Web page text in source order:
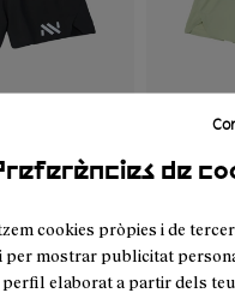
de
cookies pròpies i de
per mostrar publicitat
perfil elaborat a partir dels
002 - -
Green
90 €